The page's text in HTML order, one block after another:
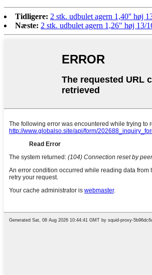
Tidligere: 2 stk. udbulet agern 1,40'' høj
Næste: 2 stk. udbulet agern 1,26" høj 13/